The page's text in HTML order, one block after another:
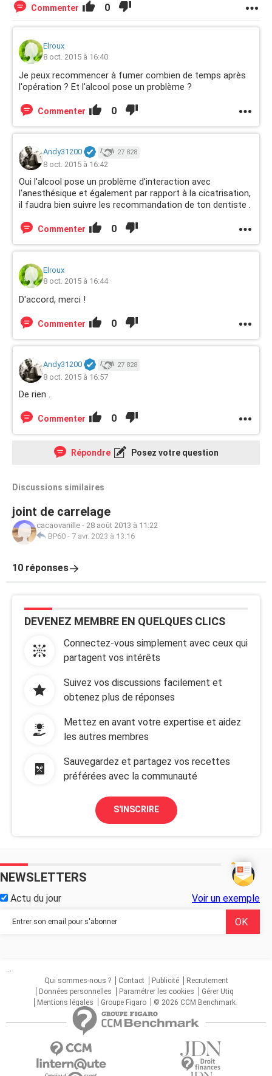
Commenter 0
Elroux
8 oct. 2015 à 16:40
Je peux recommencer à fumer combien de temps après
l'opération ? Et l'alcool pose un problème ?
Commenter 0
Andy31200 27 828
8 oct. 2015 à 16:42
Oui l'alcool pose un problème d'interaction avec
l'anesthésique et également par rapport à la cicatrisation,
il faudra bien suivre les recommandation de ton dentiste .
Commenter 0
Elroux
8 oct. 2015 à 16:44
D'accord, merci !
Commenter 0
Andy31200 27 828
8 oct. 2015 à 16:57
De rien .
Commenter 0
Répondre Posez votre question
Discussions similaires
joint de carrelage
cacaovanille - 28 août 2013 à 11:22
BP60 - 7 avr. 2023 à 13:16
10 réponses
DEVENEZ MEMBRE EN QUELQUES CLICS
Connectez-vous simplement avec ceux qui
partagent vos intérêts
Suivez vos discussions facilement et
obtenez plus de réponses
Mettez en avant votre expertise et aidez
les autres membres
Sauvegardez et partagez vos recettes
préférées avec la communauté
S'INSCRIRE
NEWSLETTERS
Actu du jour Voir un exemple
...
Qui sommes-nous ?
Contact Publicité
Recrutement
Données personnelles
Paramétrer les cookies
Gérer Utiq
Mentions légales
Groupe Figaro © 2026 CCM Benchmark